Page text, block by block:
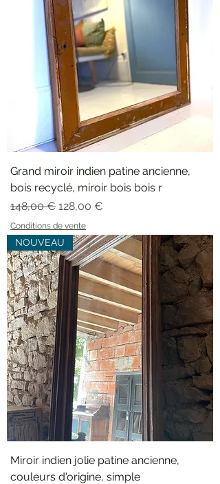
Grand miroir indien patine ancienne,
bois recyclé, miroir bois bois r
Prix original
148,00 € Prix promotionnel
128,00 €
Conditions de vente
NOUVEAU
Miroir indien jolie patine ancienne,
couleurs d'origine, simple